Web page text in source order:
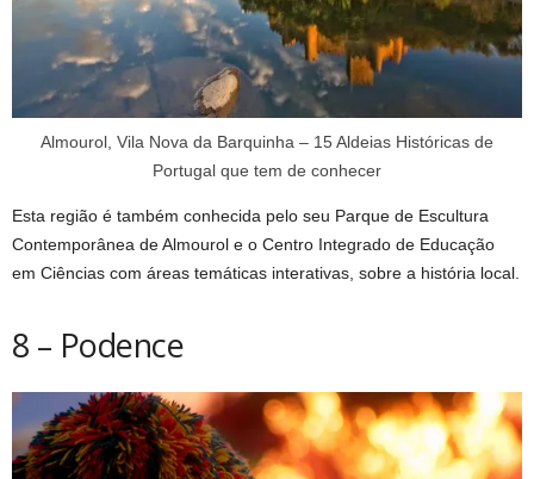
Almourol, Vila Nova da Barquinha – 15 Aldeias Históricas de
Portugal que tem de conhecer
Esta região é também conhecida pelo seu Parque de Escultura
Contemporânea de Almourol e o Centro Integrado de Educação
em Ciências com áreas temáticas interativas, sobre a história local.
8 – Podence